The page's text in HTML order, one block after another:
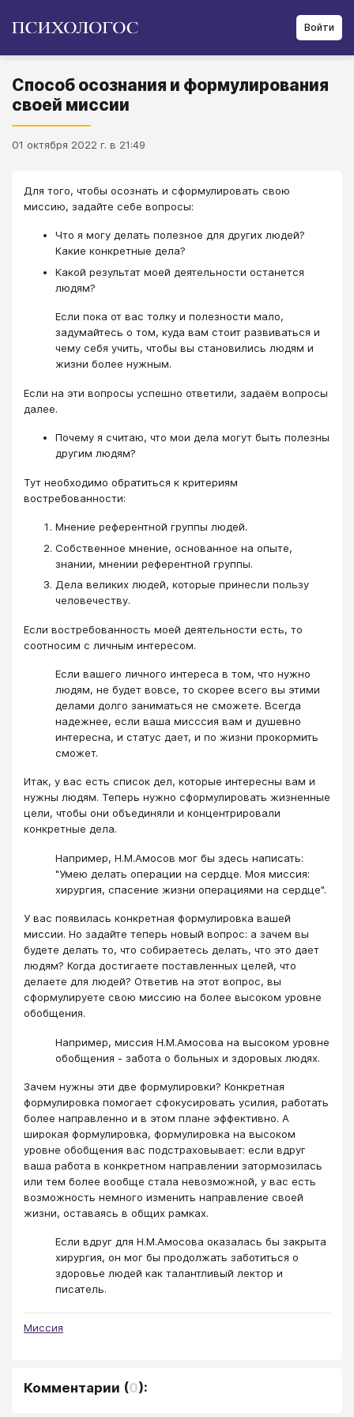
Войти
Способ осознания и формулирования
своей миссии
01 октября 2022 г. в 21:49
Для того, чтобы осознать и сформулировать свою
миссию, задайте себе вопросы:
Что я могу делать полезное для других людей?
Какие конкретные дела?
Какой результат моей деятельности останется
людям?
Если пока от вас толку и полезности мало,
задумайтесь о том, куда вам стоит развиваться и
чему себя учить, чтобы вы становились людям и
жизни более нужным.
Если на эти вопросы успешно ответили, задаём вопросы
далее.
Почему я считаю, что мои дела могут быть полезны
другим людям?
Тут необходимо обратиться к критериям
востребованности:
Мнение референтной группы людей.
Собственное мнение, основанное на опыте,
знании, мнении референтной группы.
Дела великих людей, которые принесли пользу
человечеству.
Если востребованность моей деятельности есть, то
соотносим с личным интересом.
Если вашего личного интереса в том, что нужно
людям, не будет вовсе, то скорее всего вы этими
делами долго заниматься не сможете. Всегда
надежнее, если ваша мисссия вам и душевно
интересна, и статус дает, и по жизни прокормить
сможет.
Итак, у вас есть список дел, которые интересны вам и
нужны людям. Теперь нужно сформулировать жизненные
цели, чтобы они объединяли и концентрировали
конкретные дела.
Например, Н.М.Амосов мог бы здесь написать:
"Умею делать операции на сердце. Моя миссия:
хирургия, спасение жизни операциями на сердце".
У вас появилась конкретная формулировка вашей
миссии. Но задайте теперь новый вопрос: а зачем вы
будете делать то, что собираетесь делать, что это дает
людям? Когда достигаете поставленных целей, что
делаете для людей? Ответив на этот вопрос, вы
сформулируете свою миссию на более высоком уровне
обобщения.
Например, миссия Н.М.Амосова на высоком уровне
обобщения - забота о больных и здоровых людях.
Зачем нужны эти две формулировки? Конкретная
формулировка помогает сфокусировать усилия, работать
более направленно и в этом плане эффективно. А
широкая формулировка, формулировка на высоком
уровне обобщения вас подстраховывает: если вдруг
ваша работа в конкретном направлении затормозилась
или тем более вообще стала невозможной, у вас есть
возможность немного изменить направление своей
жизни, оставаясь в общих рамках.
Если вдруг для Н.М.Амосова оказалась бы закрыта
хирургия, он мог бы продолжать заботиться о
здоровье людей как талантливый лектор и
писатель.
Миссия
Комментарии (0):